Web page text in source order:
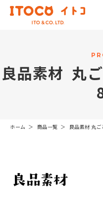
P R
良品素材 丸ご
ホーム 商品一覧 良品素材 丸